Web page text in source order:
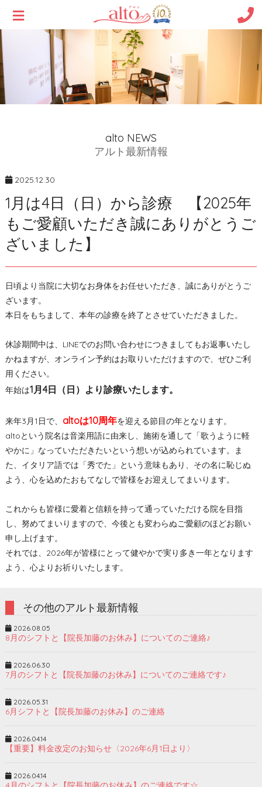
alto NEWS
アルト最新情報
2025.12.30
1月は4日（日）から診療 【2025年
もご愛顧いただき誠にありがとうご
ざいました】
日頃より当院に大切なお身体をお任せいただき、誠にありがとうご
ざいます。
本日をもちまして、本年の診療を終了とさせていただきました。
休診期間中は、LINEでのお問い合わせにつきましてもお返事いたし
かねますが、オンライン予約はお取りいただけますので、ぜひご利
用ください。
年始は1月4日（日）より診療いたします。
来年3月1日で、 altoは10周年を迎える節目の年となります。
altoという院名は音楽用語に由来し、施術を通して「歌うように軽
やかに」なっていただきたいという想いが込められています。ま
た、イタリア語では「秀でた」という意味もあり、その名に恥じぬ
よう、心を込めたおもてなしで皆様をお迎えしてまいります。
これからも皆様に愛着と信頼を持って通っていただける院を目指
し、努めてまいりますので、今後とも変わらぬご愛顧のほどお願い
申し上げます。
それでは、2026年が皆様にとって健やかで実り多き一年となります
よう、心よりお祈りいたします。
その他のアルト最新情報
2026.08.05
8月のシフトと【院長加藤のお休み】についてのご連絡♪
2026.06.30
7月のシフトと【院長加藤のお休み】についてのご連絡です♪
2026.05.31
6月シフトと【院長加藤のお休み】のご連絡
2026.04.14
【重要】料金改定のお知らせ〈2026年6月1日より〉
2026.04.14